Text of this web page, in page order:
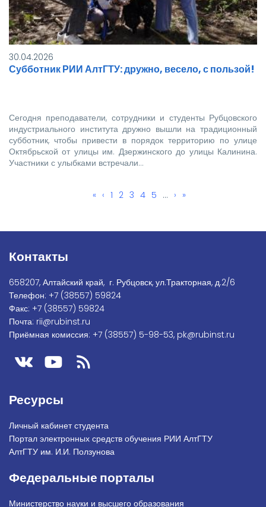
30.04.2026
Субботник РИИ АлтГТУ: дружно, весело, с пользой!
Сегодня преподаватели, сотрудники и студенты Рубцовского
индустриального института дружно вышли на традиционный
субботник, чтобы привести в порядок территорию по улице
Октябрьской от улицы им. Дзержинского до улицы Калинина.
Участники с улыбками встречали…
Первая
« ←‹ Page
1 Page
2 Текущая
3 Page
4 Page
5 … Следующая
› Последняя
»
Контакты
658207, Алтайский край, г. Рубцовск, ул.Тракторная, д.2/6
Телефон: +7 (38557) 59824
Факс: +7 (38557) 59824
Почта: rii@rubinst.ru
Приёмная комиссия: +7 (38557) 5-98-53, pk@rubinst.ru
Ресурсы
Личный кабинет студента
Портал электронных средств обучения РИИ АлтГТУ
АлтГТУ им. И.И. Ползунова
Федеральные порталы
Министерство науки и высшего образования